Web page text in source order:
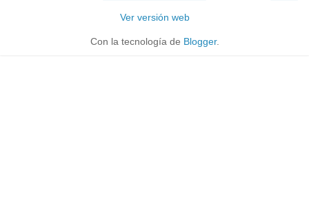
Ver versión web
Con la tecnología de Blogger.